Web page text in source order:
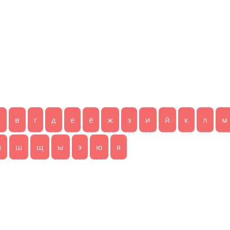
в г д е ё ж з и й к л м
ш щ ы э ю я